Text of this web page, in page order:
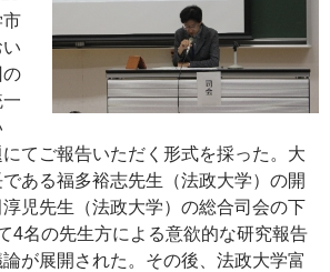
市
の
てご報告いただく形式を採った。大
ある福多裕志先生（法政大学）の開
児先生（法政大学）の総合司会の下
4名の先生方による意欲的な研究報告
が展開された。その後、法政大学富